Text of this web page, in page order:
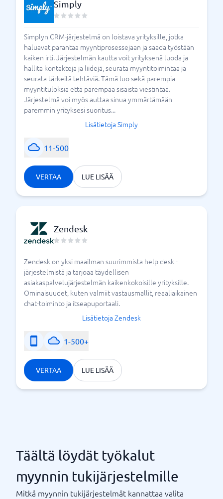
Simply
Simplyn CRM-järjestelmä on loistava yrityksille, jotka
haluavat parantaa myyntiprosessejaan ja saada työstään
kaiken irti. Järjestelmän kautta voit yrityksenä luoda ja
hallita kontakteja ja liidejä, seurata myyntitoimintaa ja
seurata tärkeitä tehtäviä. Tämä luo sekä parempia
myyntituloksia että parempaa sisäistä viestintää.
Järjestelmä voi myös auttaa sinua ymmärtämään
paremmin yrityksesi suoritus...
Lisätietoja Simply
11-500
VERTAA LUE LISÄÄ
Zendesk
Zendesk on yksi maailman suurimmista help desk -
järjestelmistä ja tarjoaa täydellisen
asiakaspalvelujärjestelmän kaikenkokoisille yrityksille.
Ominaisuudet, kuten valmiit vastausmallit, reaaliaikainen
chat-toiminto ja itseapuportaali.
Lisätietoja Zendesk
1-500+
VERTAA LUE LISÄÄ
Täältä löydät työkalut
myynnin tukijärjestelmille
Mitkä myynnin tukijärjestelmät kannattaa valita